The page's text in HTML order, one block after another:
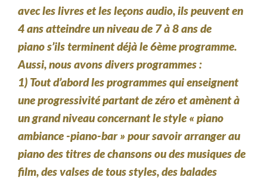
avec les livres et les leçons audio, ils peuvent en
4 ans atteindre un niveau de 7 à 8 ans de
piano s’ils terminent déjà le 6ème programme.
Aussi, nous avons divers programmes :
1) Tout d’abord les programmes qui enseignent
une progressivité partant de zéro et amènent à
un grand niveau concernant le style « piano
ambiance -piano-bar » pour savoir arranger au
piano des titres de chansons ou des musiques de
film, des valses de tous styles, des balades